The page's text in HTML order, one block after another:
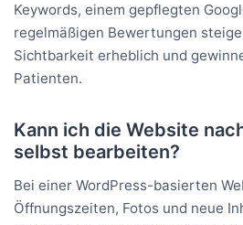
Keywords, einem gepflegten
regelmäßigen Bewertungen
Sichtbarkeit erheblich und
Patienten.
Kann ich die Website
selbst bearbeiten?
Bei einer WordPress-basierten
Öffnungszeiten, Fotos und neue